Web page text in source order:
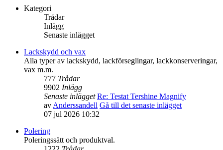
Kategori
Trådar
Inlägg
Senaste inlägget
Lackskydd och vax
Alla typer av lackskydd, lackförseglingar, lackkonserveringar,
vax m.m.
777 Trådar
9902 Inlägg
Senaste inlägget Re: Testat Tershine Magnify
av Anderssandell Gå till det senaste inlägget
07 jul 2026 10:32
Polering
Poleringssätt och produktval.